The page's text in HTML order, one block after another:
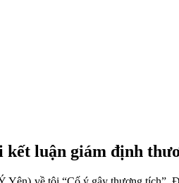
kết luận giám định